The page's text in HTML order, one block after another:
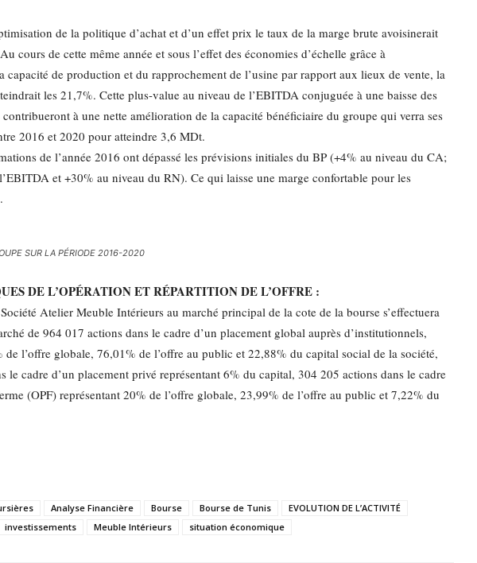
de la politique d’achat et d’un effet prix le taux de la marge brute avoisinerait
cours de cette même année et sous l’effet des économies d’échelle grâce à
capacité de production et du rapprochement de l’usine par rapport aux lieux de vente, la
les 21,7%. Cette plus-value au niveau de l’EBITDA conjuguée à une baisse des
à une nette amélioration de la capacité bénéficiaire du groupe qui verra ses
2016 et 2020 pour atteindre 3,6 MDt.
de l’année 2016 ont dépassé les prévisions initiales du BP (+4% au niveau du CA;
et +30% au niveau du RN). Ce qui laisse une marge confortable pour les
SUR LA PÉRIODE 2016-2020
DE L’OPÉRATION ET RÉPARTITION DE L’OFFRE :
Atelier Meuble Intérieurs au marché principal de la cote de la bourse s’effectuera
de 964 017 actions dans le cadre d’un placement global auprès d’institutionnels,
de l’offre globale, 76,01% de l’offre au public et 22,88% du capital social de la société,
le cadre d’un placement privé représentant 6% du capital, 304 205 actions dans le cadre
(OPF) représentant 20% de l’offre globale, 23,99% de l’offre au public et 7,22% du
Analyse Financière Bourse Bourse de Tunis
EVOLUTION DE L’ACTIVITÉ
investissements Meuble Intérieurs situation économique